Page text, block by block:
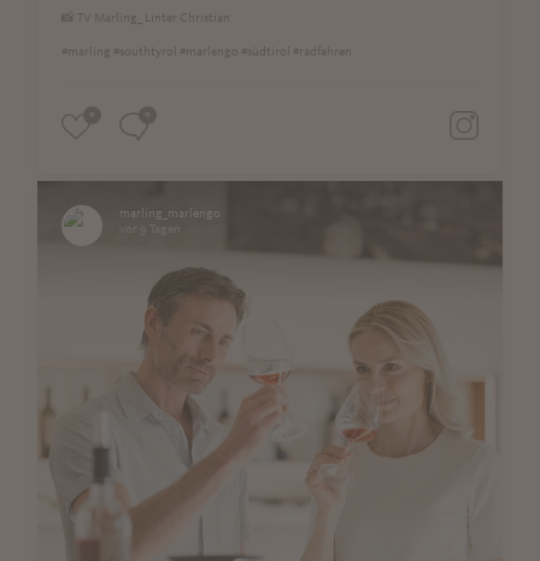
📸 TV Marling_ Linter Christian
#marling #southtyrol #marlengo #südtirol #radfahren
marling_marlengo
vor 9 Tagen